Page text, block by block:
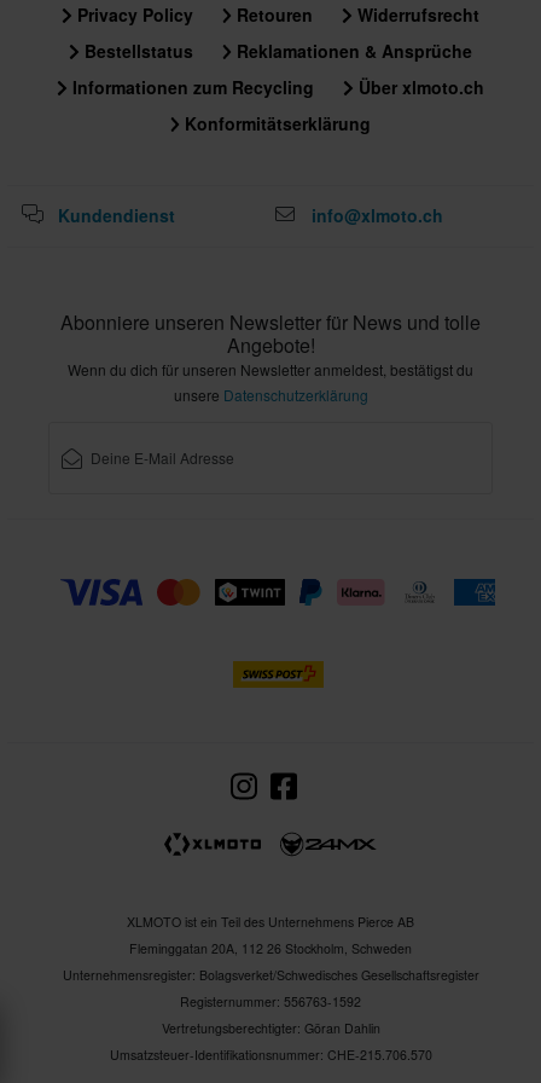
S
285 x 285 x 265 mm
Privacy Policy
Retouren
Widerrufsrecht
Bestellstatus
Reklamationen & Ansprüche
Informationen zum Recycling
Über xlmoto.ch
Konformitätserklärung
Kundendienst info@xlmoto.ch
Abonniere unseren Newsletter für News und tolle
Angebote!
Wenn du dich für unseren Newsletter anmeldest, bestätigst du
unsere Datenschutzerklärung
XLMOTO ist ein Teil des Unternehmens Pierce AB
Fleminggatan 20A, 112 26 Stockholm, Schweden
Unternehmensregister: Bolagsverket/Schwedisches Gesellschaftsregister
Registernummer: 556763-1592
Vertretungsberechtigter: Göran Dahlin
Umsatzsteuer-Identifikationsnummer: CHE-215.706.570